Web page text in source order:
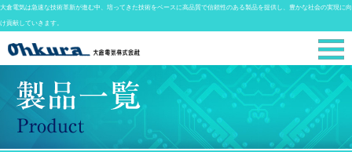
大倉電気は急速な技術革新が進む中、培ってきた技術をベースに高品質で信頼性のある製品を提供し、豊かな社会の実現に向
け貢献していきます。